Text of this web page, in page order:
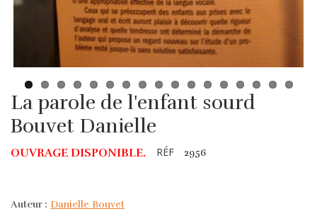
La parole de l'enfant sourd
Bouvet Danielle
OUVRAGE DISPONIBLE. RÉF 2956
Auteur : Danielle Bouvet